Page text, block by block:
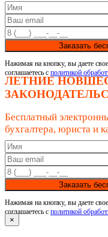
Заказать
Нажимая на кнопку, вы даете свое
соглашаетесь с политикой
ЛЕТНИЕ
Бесплатный
бухгалтера, юриста и
Заказать
Нажимая на кнопку, вы даете свое
соглашаетесь с политикой
×